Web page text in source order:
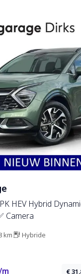
HEV Hybrid
Camera
km Hybride
€